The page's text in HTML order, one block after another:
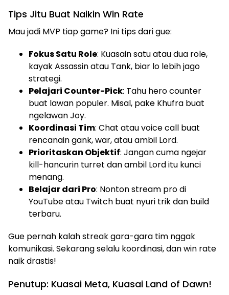
Tips Jitu Buat Naikin Win Rate
Mau jadi MVP tiap game? Ini tips dari gue:
Fokus Satu Role: Kuasain satu atau dua role,
kayak Assassin atau Tank, biar lo lebih jago
strategi.
Pelajari Counter-Pick: Tahu hero counter
buat lawan populer. Misal, pake Khufra buat
ngelawan Joy.
Koordinasi Tim: Chat atau voice call buat
rencanain gank, war, atau ambil Lord.
Prioritaskan Objektif: Jangan cuma ngejar
kill-hancurin turret dan ambil Lord itu kunci
menang.
Belajar dari Pro: Nonton stream pro di
YouTube atau Twitch buat nyuri trik dan build
terbaru.
Gue pernah kalah streak gara-gara tim nggak
komunikasi. Sekarang selalu koordinasi, dan win rate
naik drastis!
Penutup: Kuasai Meta, Kuasai Land of Dawn!